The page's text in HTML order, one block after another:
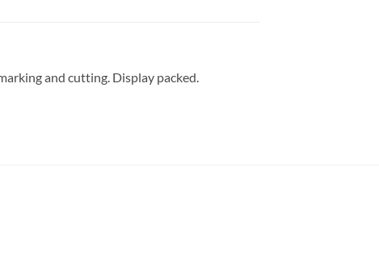
and cutting. Display packed.